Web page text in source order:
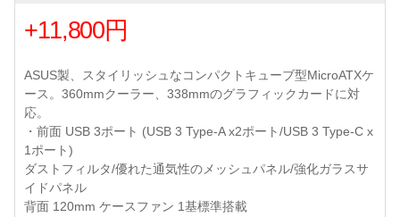
+11,800円
ASUS製、スタイリッシュなコンパクトキューブ型MicroATXケ
ース。360mmクーラー、338mmのグラフィックカードに対
応。
・前面 USB 3ポート (USB 3 Type-A x2ポート/USB 3 Type-C x
1ポート)
ダストフィルタ/優れた通気性のメッシュパネル/強化ガラスサ
イドパネル
背面 120mm ケースファン 1基標準搭載